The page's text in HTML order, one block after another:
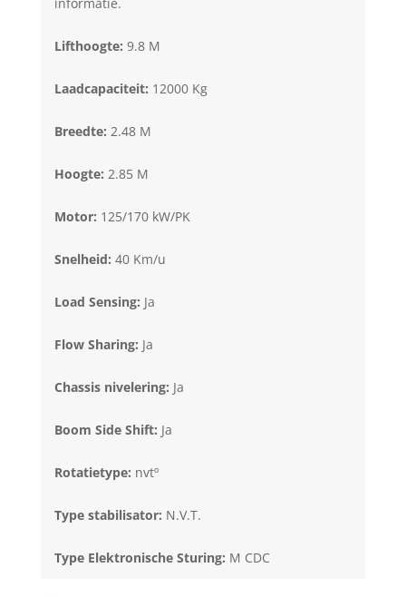
Lifthoogte: 9.8 M
Laadcapaciteit: 12000 Kg
Breedte: 2.48 M
Hoogte: 2.85 M
Motor: 125/170 kW/PK
Snelheid: 40 Km/u
Load Sensing: Ja
Flow Sharing: Ja
Chassis nivelering: Ja
Boom Side Shift: Ja
Rotatietype: nvtº
Type stabilisator: N.V.T.
Type Elektronische Sturing: M CDC